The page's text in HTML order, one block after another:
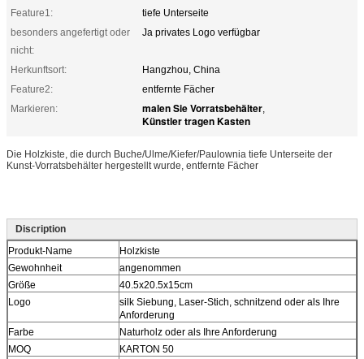
Feature1:
tiefe Unterseite
besonders angefertigt oder
nicht:
Ja privates Logo verfügbar
Herkunftsort:
Hangzhou, China
Feature2:
entfernte Fächer
Markieren:
malen Sie Vorratsbehälter,
Künstler tragen Kasten
Die Holzkiste, die durch Buche/Ulme/Kiefer/Paulownia tiefe Unterseite der
Kunst-Vorratsbehälter hergestellt wurde, entfernte Fächer
Discription
Produkt-Name
Holzkiste
Gewohnheit
angenommen
Größe
40.5x20.5x15cm
Logo
silk Siebung, Laser-Stich, schnitzend oder als Ihre
Anforderung
Farbe
Naturholz oder als Ihre Anforderung
MOQ
KARTON 50